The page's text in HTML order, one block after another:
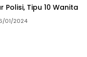
Polisi, Tipu 10 Wanita
01/2024